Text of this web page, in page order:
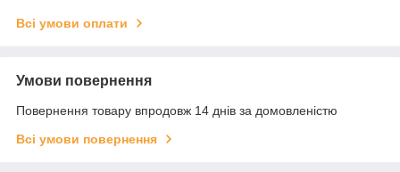
Всі умови оплати
Умови повернення
Повернення товару впродовж 14 днів за домовленістю
Всі умови повернення